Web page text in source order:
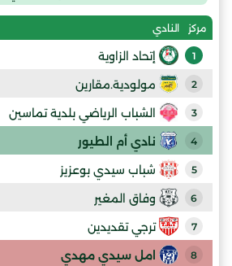
مركز النادي
1 إتحاد الزاوية
2 مولودية.مقارين
3 الشباب الرياضي بلدية تماسين
4 نادي أم الطيور
5 شباب سيدي بوعزيز
6 وفاق المغير
7 ترجي تقديدين
8 امل سيدي مهدي